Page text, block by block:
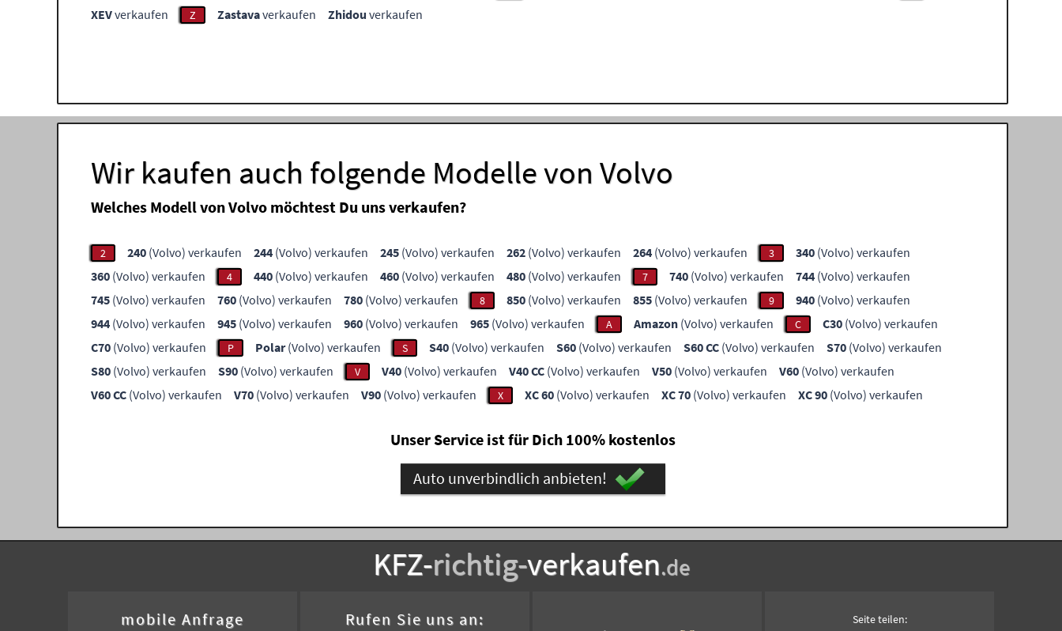
XEVverkaufen Z Zastavaverkaufen Zhidou verkaufen
Wir kaufen auch folgende Modelle von Volvo
Welches Modell von Volvo möchtest Du uns verkaufen?
2 240 (Volvo) verkaufen 244 (Volvo) verkaufen 245 (Volvo) verkaufen 262 (Volvo) verkaufen 264 (Volvo) verkaufen 3 340 (Volvo) verkaufen
360 (Volvo) verkaufen 4 440 (Volvo) verkaufen 460 (Volvo) verkaufen 480 (Volvo) verkaufen 7 740 (Volvo) verkaufen 744 (Volvo) verkaufen
745 (Volvo) verkaufen 760 (Volvo) verkaufen 780 (Volvo) verkaufen 8 850 (Volvo) verkaufen 855 (Volvo) verkaufen 9 940 (Volvo) verkaufen
944 (Volvo) verkaufen 945 (Volvo) verkaufen 960 (Volvo) verkaufen 965 (Volvo) verkaufen A Amazon (Volvo) verkaufen C C30 (Volvo) verkaufen
C70 (Volvo) verkaufen P Polar(Volvo) verkaufen S S40 (Volvo) verkaufen S60 (Volvo) verkaufen S60 CC (Volvo) verkaufen S70 (Volvo) verkaufen
S80 (Volvo) verkaufen S90 (Volvo) verkaufen V V40 (Volvo) verkaufen V40 CC (Volvo) verkaufen V50 (Volvo) verkaufen V60 (Volvo) verkaufen
V60 CC (Volvo) verkaufen V70 (Volvo) verkaufen V90 (Volvo) verkaufen X XC 60 (Volvo) verkaufen XC 70 (Volvo) verkaufen XC 90 (Volvo) verkaufen
Unser Service ist für Dich 100% kostenlos
Auto unverbindlich anbieten!
KFZ-richtig-verkaufen.de
mobile Anfrage Rufen Sie uns an: Seite teilen: